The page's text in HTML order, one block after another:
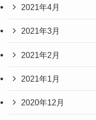
2021年4月
2021年3月
2021年2月
2021年1月
2020年12月